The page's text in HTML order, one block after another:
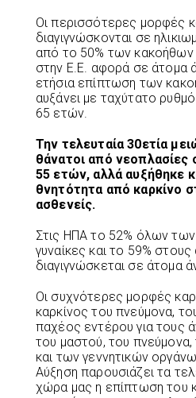
Οι περισσότερες μορφές
διαγιγνώσκονται σε
από το 50% των κακοήθων
στην Ε.Ε. αφορά σε άτομα
ετήσια επίπτωση των
αυξάνει με ταχύτατο
65 ετών.
Την τελευταία 30ετία
θάνατοι από
55 ετών, αλλά αυξήθηκε
θνητότητα από καρκίνο
ασθενείς.
Στις ΗΠΑ το 52% όλων των
γυναίκες και το 59%
διαγιγνώσκεται σε άτομα
Οι συχνότερες μορφές
καρκίνος του πνεύμονα,
παχέος εντέρου για τους
του μαστού, του
και των γεννητικών
Αύξηση παρουσιάζει τα
χώρα μας η επίπτωση του